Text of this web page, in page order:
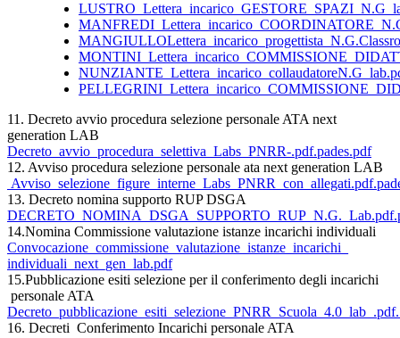
11. Decreto avvio procedura selezione personale ATA next
generation LAB
Decreto_avvio_procedura_selettiva_Labs_PNRR-.pdf.pades.pdf
12. Avviso procedura selezione personale ata next generation LAB
13. Decreto nomina supporto RUP DSGA
14.Nomina Commissione valutazione istanze incarichi individuali
Convocazione_commissione_valutazione_istanze_incarichi_
individuali_next_gen_lab.pdf
15.Pubblicazione esiti selezione per il conferimento degli incarichi
personale ATA
16. Decreti Conferimento Incarichi personale ATA